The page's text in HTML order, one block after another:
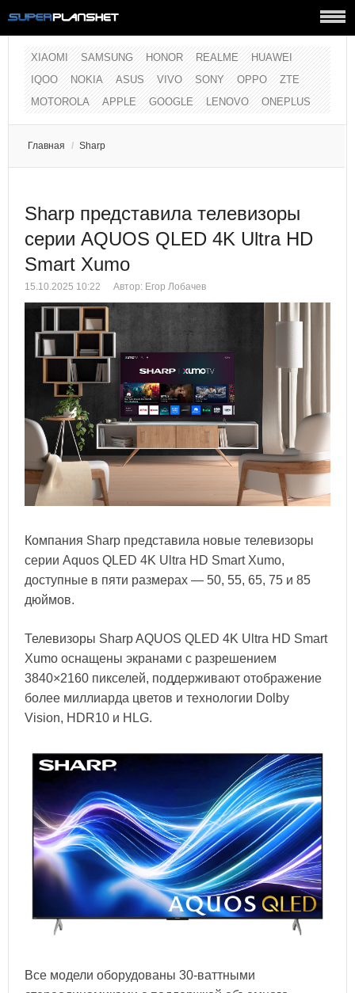
XIAOMI SAMSUNG HONOR REALME
HUAWEI
IQOO
NOKIA ASUS VIVO SONY OPPO
ZTE
MOTOROLA
APPLE GOOGLE LENOVO ONEPLUS
Главная / Sharp
Sharp представила телевизоры
серии AQUOS QLED 4K Ultra HD
Smart Xumo
15.10.2025 10:22 Автор: Егор Лобачев
Компания Sharp представила новые телевизоры
серии Aquos QLED 4K Ultra HD Smart Xumo,
доступные в пяти размерах — 50, 55, 65, 75 и 85
дюймов.
Телевизоры Sharp AQUOS QLED 4K Ultra HD Smart
Xumo оснащены экранами с разрешением
3840×2160 пикселей, поддерживают отображение
более миллиарда цветов и технологии Dolby
Vision, HDR10 и HLG.
Все модели оборудованы 30-ваттными